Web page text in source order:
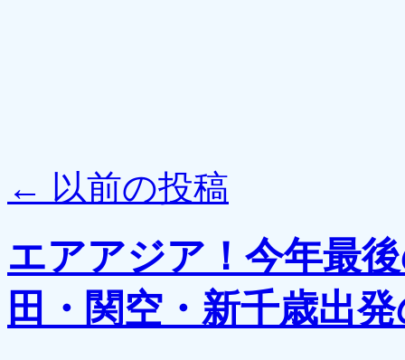
← 以前の投稿
エアアジア！今年最
田・関空・新千歳出